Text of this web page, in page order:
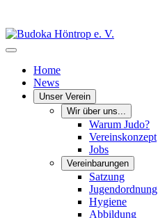
Home
News
Unser Verein
Wir über uns...
Warum Judo?
Vereinskonzept
Jobs
Vereinbarungen
Satzung
Jugendordnung
Hygiene
Abbildung